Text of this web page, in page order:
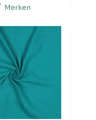
Merken